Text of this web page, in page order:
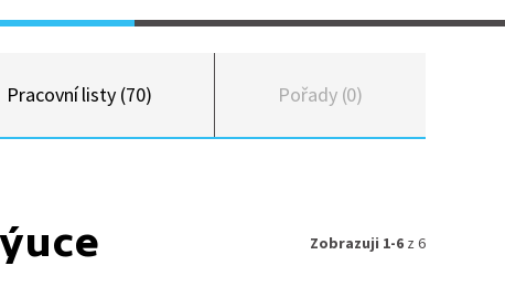
Pracovní listy (70) Pořady (0)
Zobrazuji 1-6 z 6